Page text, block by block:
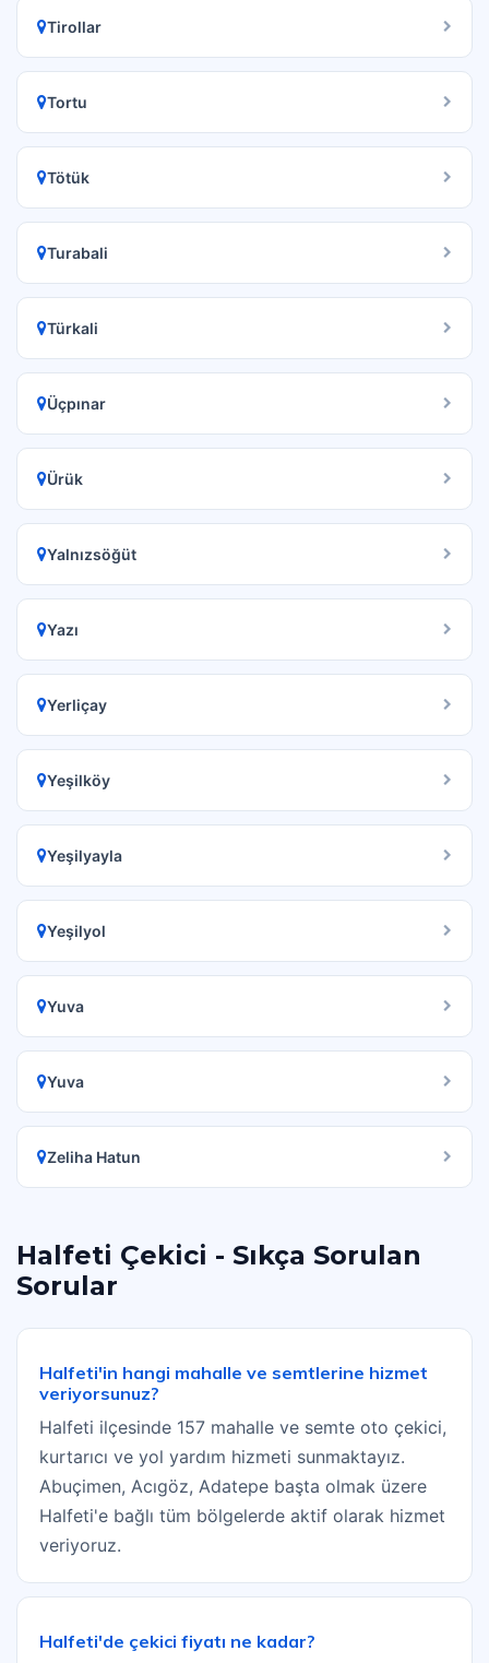
Tirollar
Tortu
Tötük
Turabali
Türkali
Üçpınar
Ürük
Yalnızsöğüt
Yazı
Yerliçay
Yeşilköy
Yeşilyayla
Yeşilyol
Yuva
Yuva
Zeliha Hatun
Halfeti Çekici - Sıkça Sorulan
Sorular
Halfeti'in hangi mahalle ve semtlerine hizmet
veriyorsunuz?
Halfeti ilçesinde 157 mahalle ve semte oto çekici,
kurtarıcı ve yol yardım hizmeti sunmaktayız.
Abuçimen, Acıgöz, Adatepe başta olmak üzere
Halfeti'e bağlı tüm bölgelerde aktif olarak hizmet
veriyoruz.
Halfeti'de çekici fiyatı ne kadar?